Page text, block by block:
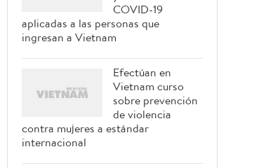
COVID-19
aplicadas a las personas que
ingresan a Vietnam
Efectúan en
Vietnam curso
sobre prevención
de violencia
contra mujeres a estándar
internacional